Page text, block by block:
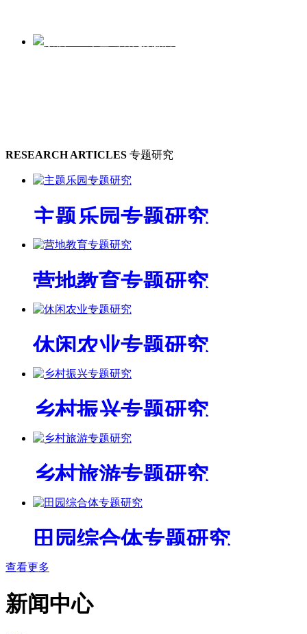
RESEARCH ARTICLES 专题研究
主题乐园专题研究
营地教育专题研究
休闲农业专题研究
乡村振兴专题研究
乡村旅游专题研究
田园综合体专题研究
查看更多
新闻中心